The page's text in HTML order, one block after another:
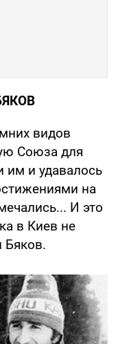
видов
Союза для
им и удавалось
на
И это
в Киев не
Бяков.